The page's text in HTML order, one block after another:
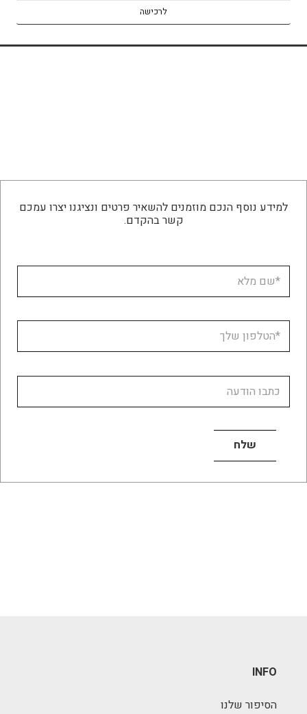
לרכישה
למידע נוסף הנכם מוזמנים להשאיר פרטים ונציגנו יצרו עמכם
קשר בהקדם.
INFO
הסיפור שלנו